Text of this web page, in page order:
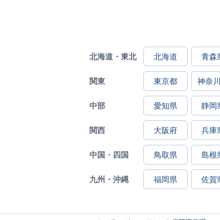
北海道・東北 北海道 青森
関東 東京都 神奈
中部 愛知県 静岡
関西 大阪府 兵庫
中国・四国 鳥取県 島根
九州・沖縄 福岡県 佐賀